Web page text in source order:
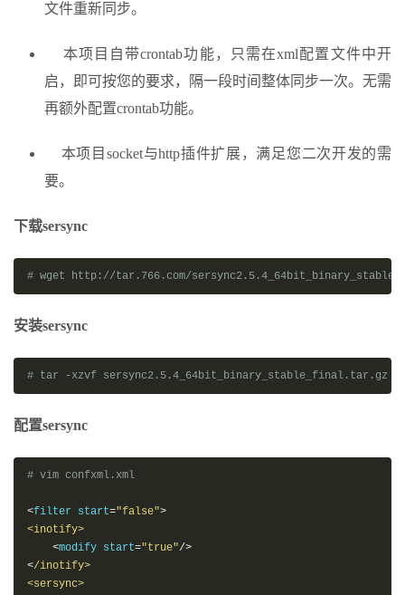
文件重新同步。
本项目自带crontab功能，只需在xml配置文件中开
启，即可按您的要求，隔一段时间整体同步一次。无需
再额外配置crontab功能。
本项目socket与http插件扩展，满足您二次开发的需
要。
下载sersync
# wget http://tar.766.com/
安装sersync
# tar -xzvf sersync2.5.4_64bit_binary_stable_final.tar.gz
配置sersync
# vim confxml.xml
<filter start="false">
<inotify>
<modify start="true"/>
</inotify>
<sersync>